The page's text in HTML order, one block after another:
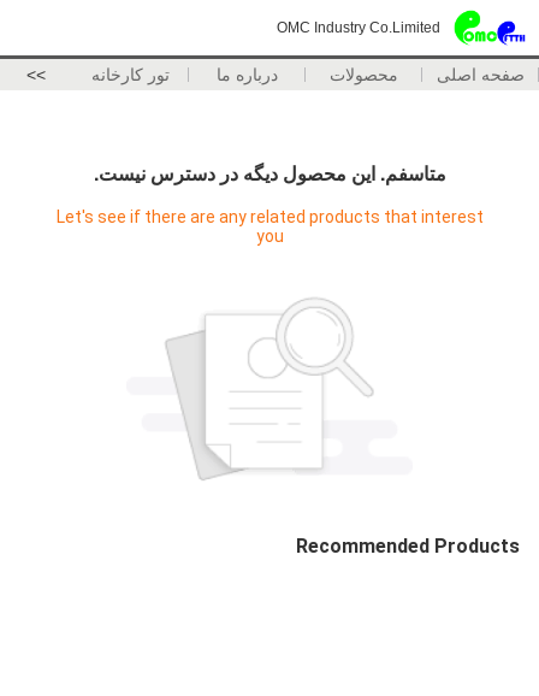
OMC Industry Co.Limited
صفحه اصلی محصولات درباره ما تور کارخانه >>
متاسفم. اين محصول ديگه در دسترس نيست.
Let's see if there are any related products that interest
you
Recommended Products